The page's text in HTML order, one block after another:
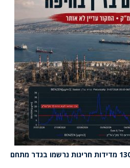
הבנזן שוב מעל הקו האדום: 130 מדידות חריגות נרשמו בגדר מתחם